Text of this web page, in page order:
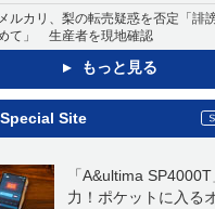
ルカリ、梨の転売疑惑を否定「誹
て」 生産者を現地確認
もっと見る
Special Site
「A&ultima
力！ポケットに入る